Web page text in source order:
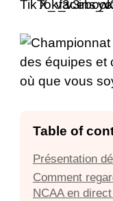
Table of
Présentation
Comment
NCAA en